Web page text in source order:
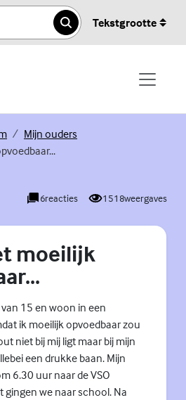
Zoeken
Tekstgrootte
(Externe link)
Mijn ouders
6reacties 1518weergaves
moeilijk
15 en woon in een
ik moeilijk opvoedbaar zou
niet bij mij ligt maar bij mijn
een drukke baan. Mijn
6.30 uur naar de VSO
gingen we naar school. Na